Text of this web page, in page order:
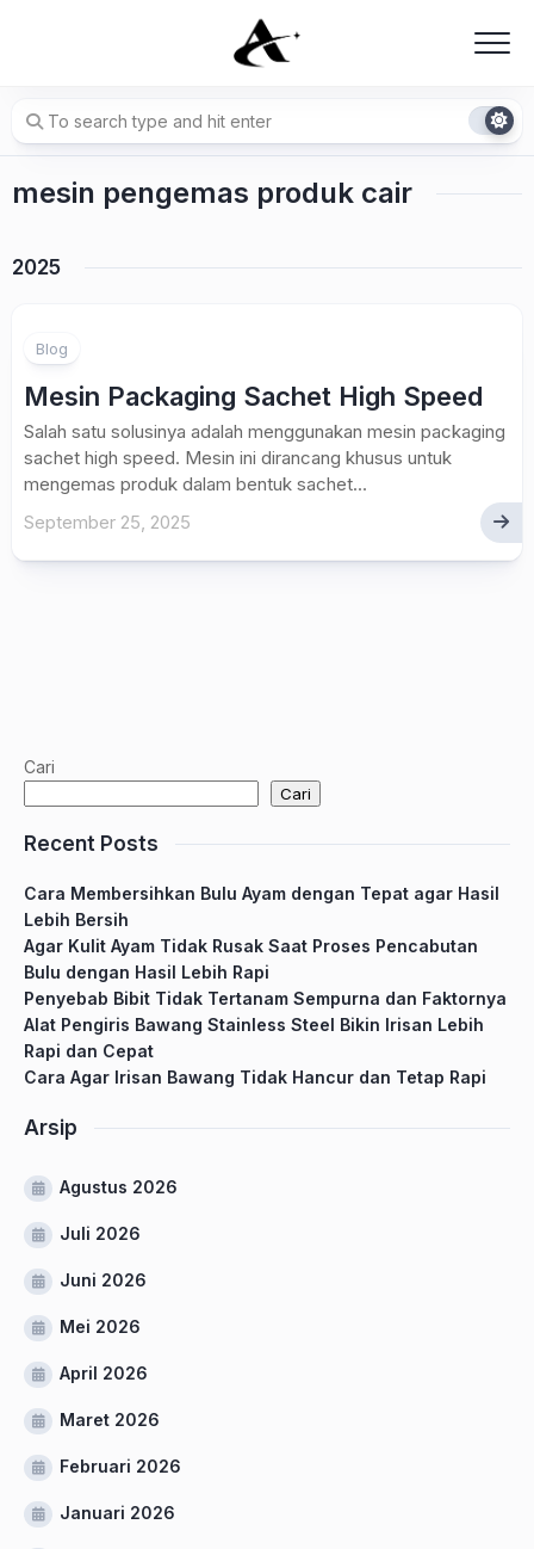
mesin pengemas produk cair
2025
Blog
Mesin Packaging Sachet High Speed
Salah satu solusinya adalah menggunakan mesin packaging
sachet high speed. Mesin ini dirancang khusus untuk
mengemas produk dalam bentuk sachet...
September 25, 2025
Cari
Cari
Recent Posts
Cara Membersihkan Bulu Ayam dengan Tepat agar Hasil
Lebih Bersih
Agar Kulit Ayam Tidak Rusak Saat Proses Pencabutan
Bulu dengan Hasil Lebih Rapi
Penyebab Bibit Tidak Tertanam Sempurna dan Faktornya
Alat Pengiris Bawang Stainless Steel Bikin Irisan Lebih
Rapi dan Cepat
Cara Agar Irisan Bawang Tidak Hancur dan Tetap Rapi
Arsip
Agustus 2026
Juli 2026
Juni 2026
Mei 2026
April 2026
Maret 2026
Februari 2026
Januari 2026